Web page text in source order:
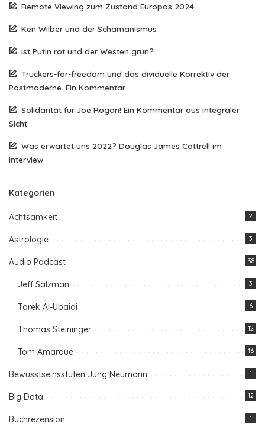
Remote Viewing zum Zustand Europas 2024
Ken Wilber und der Schamanismus
Ist Putin rot und der Westen grün?
Truckers-for-freedom und das dividuelle Korrektiv der
Postmoderne. Ein Kommentar
Solidarität für Joe Rogan! Ein Kommentar aus integraler
Sicht
Was erwartet uns 2022? Douglas James Cottrell im
Interview
Kategorien
Achtsamkeit 2
Astrologie 3
Audio Podcast 38
Jeff Salzman 3
Tarek Al-Ubaidi 6
Thomas Steininger 12
Tom Amarque 16
Bewusstseinsstufen Jung Neumann 1
Big Data 12
Buchrezension 1